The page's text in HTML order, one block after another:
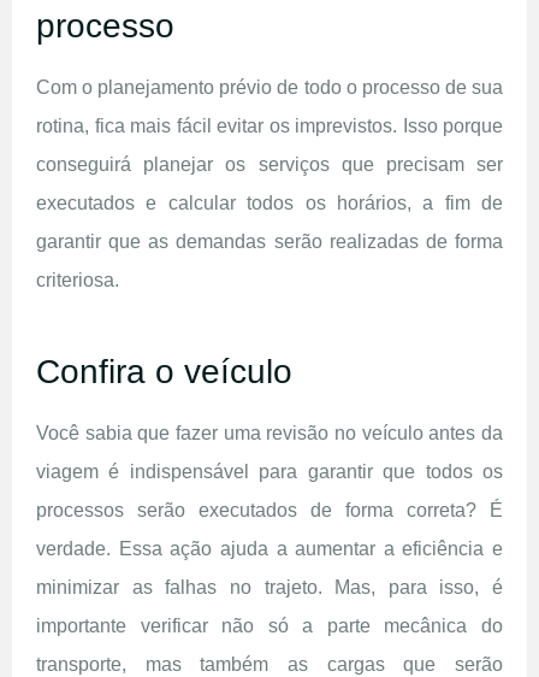
processo
Com o planejamento prévio de todo o processo de sua
rotina, fica mais fácil evitar os imprevistos. Isso porque
conseguirá planejar os serviços que precisam ser
executados e calcular todos os horários, a fim de
garantir que as demandas serão realizadas de forma
criteriosa.
Confira o veículo
Você sabia que fazer uma revisão no veículo antes da
viagem é indispensável para garantir que todos os
processos serão executados de forma correta? É
verdade. Essa ação ajuda a aumentar a eficiência e
minimizar as falhas no trajeto. Mas, para isso, é
importante verificar não só a parte mecânica do
transporte, mas também as cargas que serão